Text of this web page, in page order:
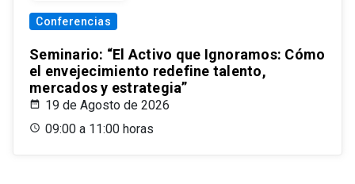
Conferencias
Seminario: “El Activo que Ignoramos: Cómo
el envejecimiento redefine talento,
mercados y estrategia”
19 de Agosto de 2026
09:00 a 11:00 horas